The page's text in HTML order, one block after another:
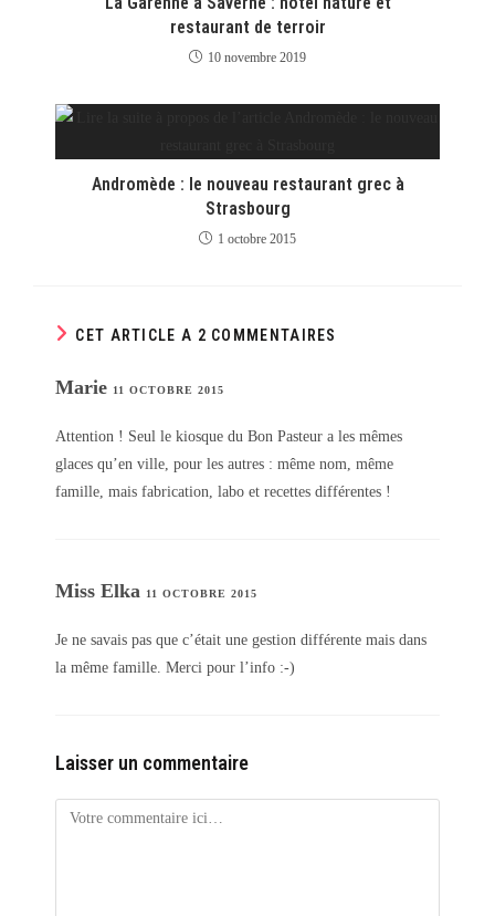
restaurant de terroir
10 novembre 2019
Andromède : le nouveau restaurant grec à
Strasbourg
1 octobre 2015
CET ARTICLE A 2 COMMENTAIRES
Marie 11 OCTOBRE 2015
Attention ! Seul le kiosque du Bon Pasteur a les mêmes
glaces qu’en ville, pour les autres : même nom, même
famille, mais fabrication, labo et recettes différentes !
Miss Elka 11 OCTOBRE 2015
Je ne savais pas que c’était une gestion différente mais dans
la même famille. Merci pour l’info :-)
Laisser un commentaire
Comment